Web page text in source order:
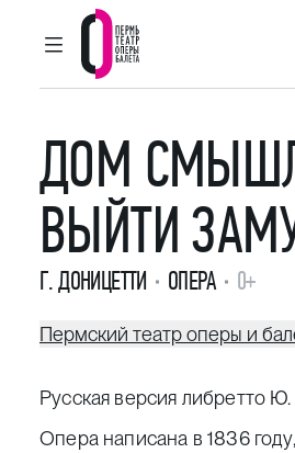
ГЛАВНОЕ МЕНЮ
Пермский театр
ДОМ
ВЫЙТИ
Г. ДОНИЦЕТТИ ОПЕРА 0+
Пермский театр оперы и
Русская версия либретто
Опера написана в 1836